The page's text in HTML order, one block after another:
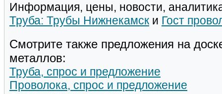
Информация, цены, новости,
Труба: Трубы Нижнекамск и Гост
Смотрите также предложения на
металлов:
Труба, спрос и предложение
Проволока, спрос и предложение